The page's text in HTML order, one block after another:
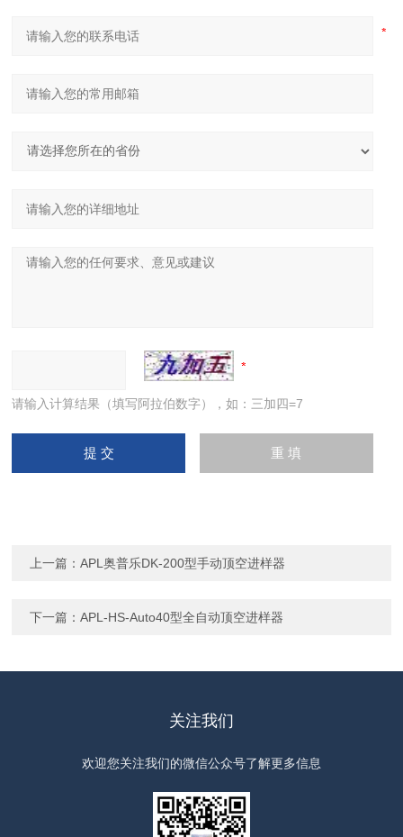
请输入计算结果（填写阿拉伯数字），如：三加四=7
上一篇：APL奥普乐DK-200型手动顶空进样器
下一篇：APL-HS-Auto40型全自动顶空进样器
关注我们
欢迎您关注我们的微信公众号了解更多信息